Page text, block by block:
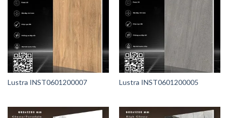
Lustra INST0601200007 Lustra INST0601200005